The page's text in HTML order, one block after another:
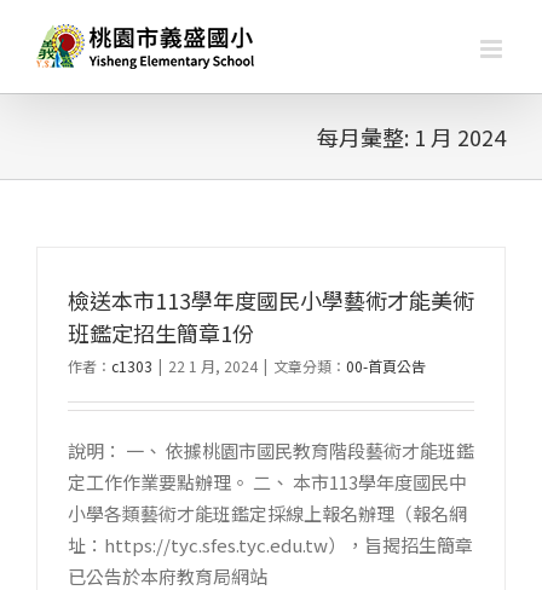
每月彙整: 1 月 2024
檢送本市113學年度國民小學藝術才能美術
班鑑定招生簡章1份
作者： c1303 | 22 1 月, 2024 | 文章分類： 00-首頁公告
說明： 一、 依據桃園市國民教育階段藝術才能班鑑
定工作作業要點辦理。 二、 本市113學年度國民中
小學各類藝術才能班鑑定採線上報名辦理（報名網
址：https://tyc.sfes.tyc.edu.tw），旨揭招生簡章
已公告於本府教育局網站